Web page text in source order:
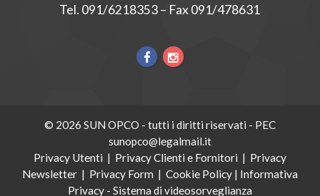
Tel. 091/6218353 – Fax 091/478631
© 2026 SUN OPCO - tutti i diritti riservati - PEC
sunopco@legalmail.it
Privacy Utenti| Privacy Clienti e Fornitori| Privacy
Newsletter| Privacy Form | Cookie Policy| Informativa
Privacy - Sistema di videosorveglianza